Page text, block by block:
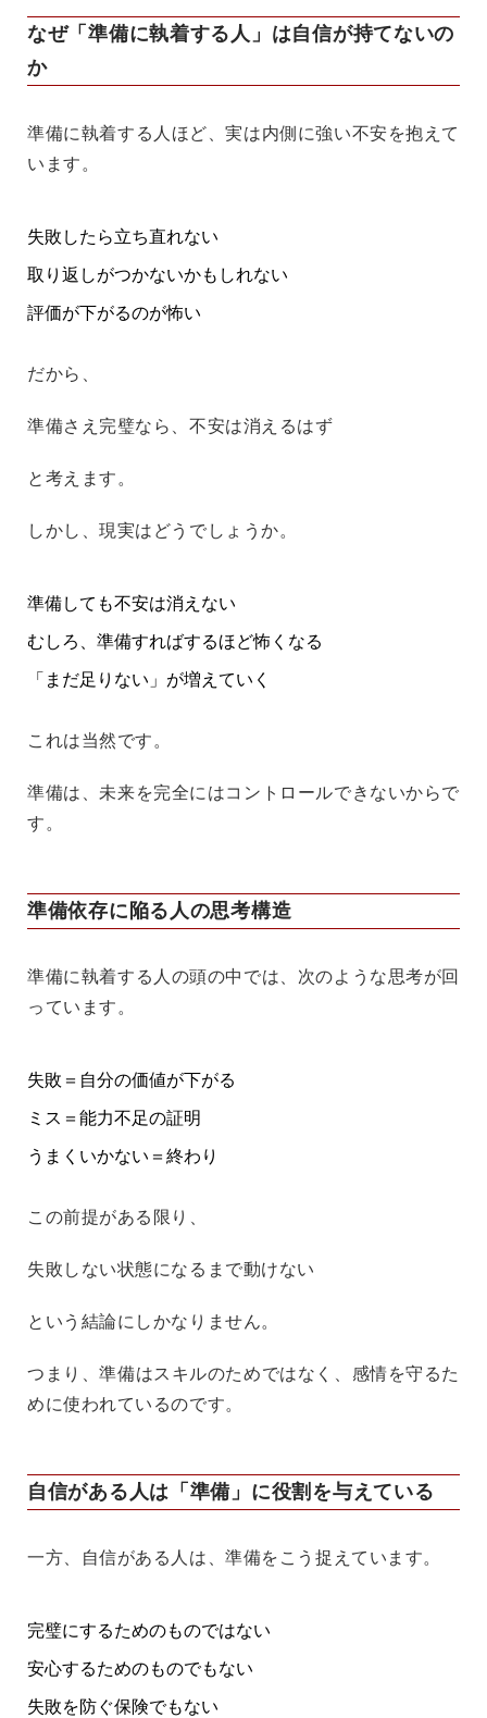
なぜ「準備に執着する人」は自信が持てないの
か
準備に執着する人ほど、実は内側に強い不安を抱えて
います。
失敗したら立ち直れない
取り返しがつかないかもしれない
評価が下がるのが怖い
だから、
準備さえ完璧なら、不安は消えるはず
と考えます。
しかし、現実はどうでしょうか。
準備しても不安は消えない
むしろ、準備すればするほど怖くなる
「まだ足りない」が増えていく
これは当然です。
準備は、未来を完全にはコントロールできないからで
す。
準備依存に陥る人の思考構造
準備に執着する人の頭の中では、次のような思考が回
っています。
失敗＝自分の価値が下がる
ミス＝能力不足の証明
うまくいかない＝終わり
この前提がある限り、
失敗しない状態になるまで動けない
という結論にしかなりません。
つまり、準備はスキルのためではなく、感情を守るた
めに使われているのです。
自信がある人は「準備」に役割を与えている
一方、自信がある人は、準備をこう捉えています。
完璧にするためのものではない
安心するためのものでもない
失敗を防ぐ保険でもない